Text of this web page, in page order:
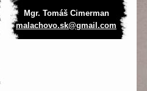
Mgr. Tomáš Cimerman
malachovo.sk@gmail.com